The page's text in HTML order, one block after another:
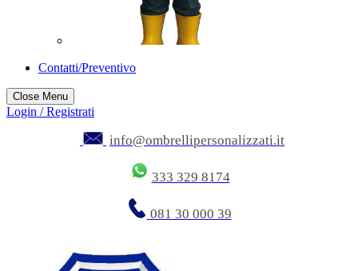
Contatti/Preventivo
Close Menu
Login / Registrati
info@ombrellipersonalizzati.it
333 329 8174
081 30 000 39